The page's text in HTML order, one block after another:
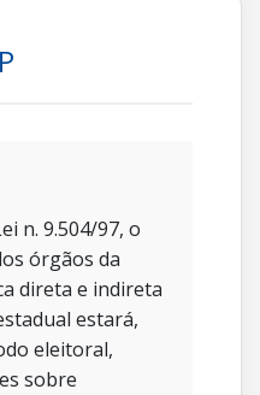
n. 9.504/97, o
órgãos da
direta e indireta
estará,
eleitoral,
sobre